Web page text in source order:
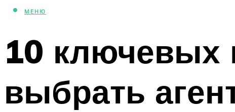
МЕНЮ
10 ключевых
выбрать